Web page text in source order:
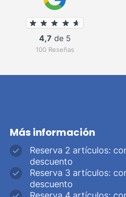
4,7 de 5
100 Reseñas
Más información
Reserva 2 artículos:
descuento
Reserva 3 artículos:
descuento